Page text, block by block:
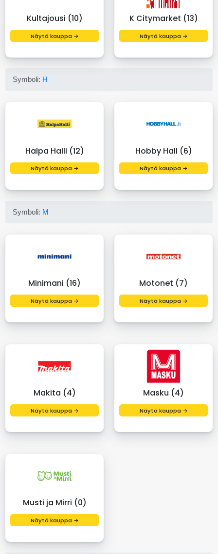
Kultajousi (10)
Näytä kauppa →
K Citymarket (13)
Näytä kauppa →
Symboli: H
Halpa Halli (12)
Näytä kauppa →
Hobby Hall (6)
Näytä kauppa →
Symboli: M
Minimani (16)
Näytä kauppa →
Motonet (7)
Näytä kauppa →
Makita (4)
Näytä kauppa →
Masku (4)
Näytä kauppa →
Musti ja Mirri (0)
Näytä kauppa →